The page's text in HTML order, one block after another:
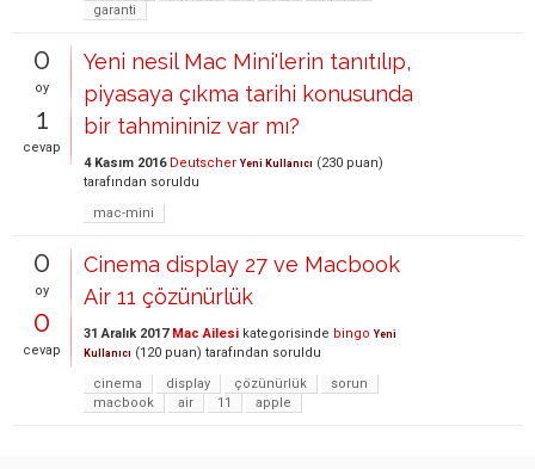
garanti
0
oy
1
cevap
Yeni nesil Mac Mini'lerin tanıtılıp,
piyasaya çıkma tarihi konusunda
bir tahmininiz var mı?
4 Kasım 2016 Deutscher Yeni Kullanıcı (230 puan)
tarafından soruldu
mac-mini
0
oy
0
cevap
Cinema display 27 ve Macbook
Air 11 çözünürlük
31 Aralık 2017 Mac Ailesi kategorisinde bingo Yeni
Kullanıcı (120 puan) tarafından soruldu
cinema
display çözünürlük
sorun
macbook
air 11 apple